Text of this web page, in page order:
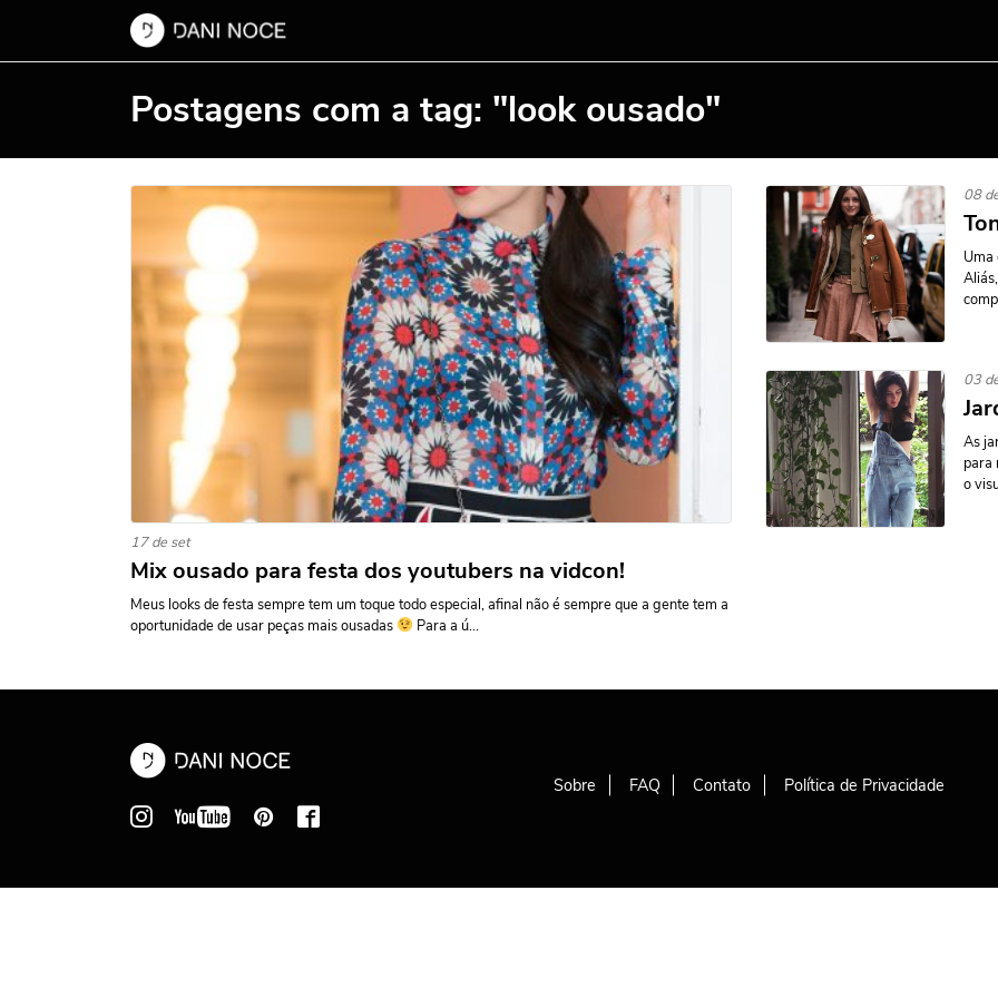
Postagens com a tag: "look ousado"
17 de set
Mix ousado para festa dos youtubers na vidcon!
Meus looks de festa sempre tem um toque todo especial, afinal não é sempre que a gente tem a
oportunidade de usar peças mais ousadas
Para a ú...
08
Uma
03
As
para
o
Sobre FAQ Contato Política de Privacidade